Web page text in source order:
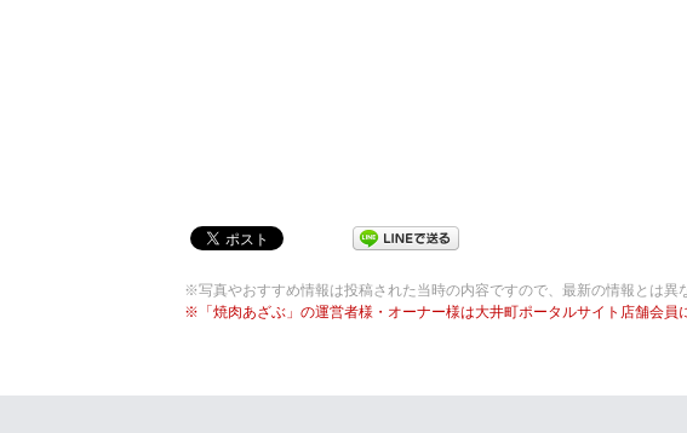
※写真やおすすめ情報は投稿された当時の内容ですので、最新の情報とは異
※「焼肉あざぶ」の運営者様・オーナー様は大井町ポータルサイト店舗会員